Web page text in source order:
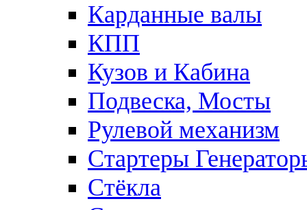
Карданные валы
КПП
Кузов и Кабина
Подвеска, Мосты
Рулевой механизм
Стартеры
Стёкла